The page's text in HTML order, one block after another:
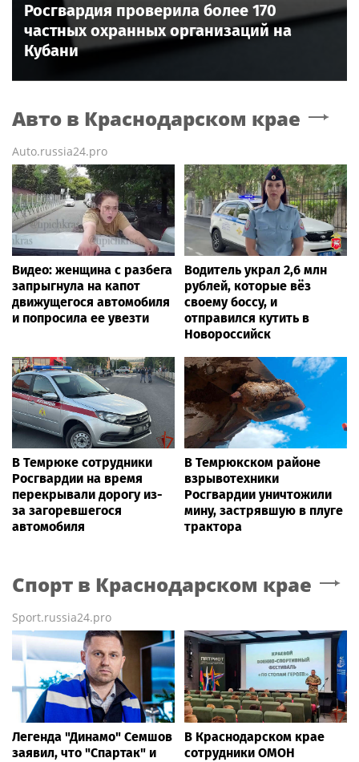
Росгвардия проверила более 170
частных охранных организаций на
Кубани
Авто в Краснодарском крае
Auto.russia24.pro
Видео: женщина с разбега
запрыгнула на капот
движущегося автомобиля
и попросила ее увезти
Водитель украл 2,6 млн
рублей, которые вёз
своему боссу, и
отправился кутить в
Новороссийск
В Темрюке сотрудники
Росгвардии на время
перекрывали дорогу из-
за загоревшегося
автомобиля
В Темрюкском районе
взрывотехники
Росгвардии уничтожили
мину, застрявшую в плуге
трактора
Спорт в Краснодарском крае
Sport.russia24.pro
Легенда "Динамо" Семшов
заявил, что "Спартак" и
В Краснодарском крае
сотрудники ОМОН